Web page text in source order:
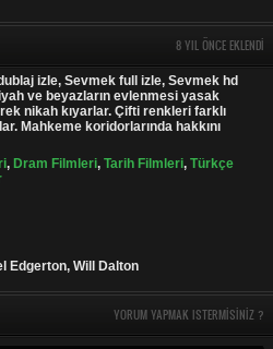
8 YIL ÖNCE EKLENDI
izle, Sevmek full izle, Sevmek hd
ve beyazların evlenmesi yasak
nikah kıyarlar. Çifti renkleri farklı
Mahkeme koridorlarında hakkını
, Dram Filmleri, Tarih Filmleri, Türkçe
Edgerton, Will Dalton
YORUM YAPMAK ISTERMISINIZ ?